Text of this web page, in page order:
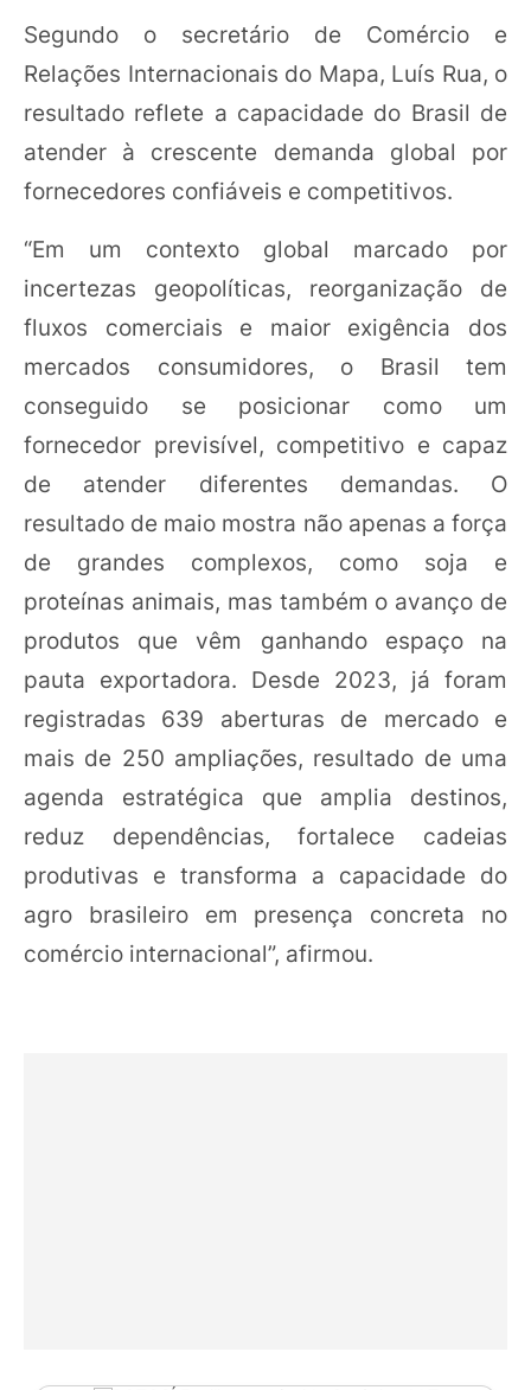
Segundo o secretário de Comércio e
Relações Internacionais do Mapa, Luís Rua, o
resultado reflete a capacidade do Brasil de
atender à crescente demanda global por
fornecedores confiáveis e competitivos.
“Em um contexto global marcado por
incertezas geopolíticas, reorganização de
fluxos comerciais e maior exigência dos
mercados consumidores, o Brasil tem
conseguido se posicionar como um
fornecedor previsível, competitivo e capaz
de atender diferentes demandas. O
resultado de maio mostra não apenas a força
de grandes complexos, como soja e
proteínas animais, mas também o avanço de
produtos que vêm ganhando espaço na
pauta exportadora. Desde 2023, já foram
registradas 639 aberturas de mercado e
mais de 250 ampliações, resultado de uma
agenda estratégica que amplia destinos,
reduz dependências, fortalece cadeias
produtivas e transforma a capacidade do
agro brasileiro em presença concreta no
comércio internacional”, afirmou.